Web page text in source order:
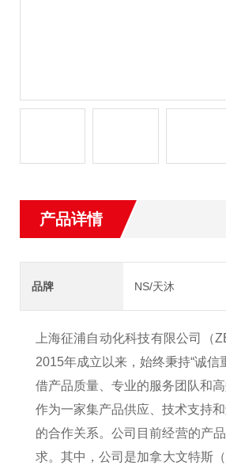
产品详情
品牌 NS/天沐
上海征浦自动化科技有限公司（
2015年成立以来，始终秉持“诚
借产品质量、专业的服务团队和
作为一家集产品供应、技术支持
的合作关系。公司目前经营的产
求。其中，公司是加拿大文特斯